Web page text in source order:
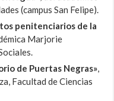
(campus San Felipe).
penitenciarios de la
Marjorie
de Puertas Negras»,
Facultad de Ciencias